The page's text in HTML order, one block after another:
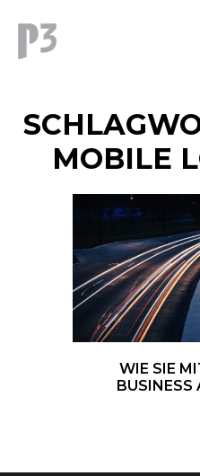
MOBILE
WIE SIE
BUSINESS